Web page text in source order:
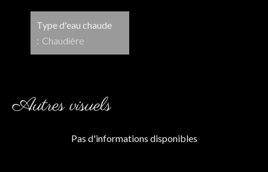
Type d'eau chaude
Chaudière
Autres visuels
Pas d'informations disponibles